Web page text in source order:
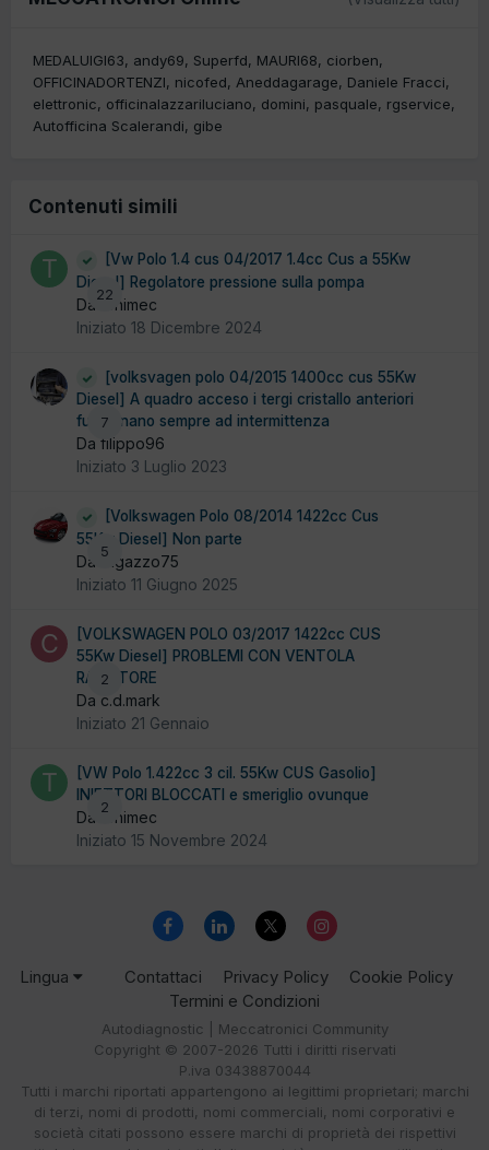
MEDALUIGI63 andy69 Superfd MAURI68
ciorben
OFFICINADORTENZI
nicofed Aneddagarage
Daniele Fracci
elettronic
officinalazzariluciano domini pasquale
rgservice
Autofficina Scalerandi
gibe
Contenuti simili
22
[Vw Polo 1.4 cus 04/2017 1.4cc Cus a 55Kw
Diesel] Regolatore pressione sulla pompa
Da tonimec
Iniziato 18 Dicembre 2024
7
[volksvagen polo 04/2015 1400cc cus 55Kw
Diesel] A quadro acceso i tergi cristallo anteriori
funzionano sempre ad intermittenza
Da filippo96
Iniziato 3 Luglio 2023
5
[Volkswagen Polo 08/2014 1422cc Cus
55Kw Diesel] Non parte
Da ragazzo75
Iniziato 11 Giugno 2025
2
[VOLKSWAGEN POLO 03/2017 1422cc CUS
55Kw Diesel] PROBLEMI CON VENTOLA
RADIATORE
Da c.d.mark
Iniziato 21 Gennaio
2
[VW Polo 1.422cc 3 cil. 55Kw CUS Gasolio]
INIETTORI BLOCCATI e smeriglio ovunque
Da tonimec
Iniziato 15 Novembre 2024
Lingua Contattaci Privacy Policy
Cookie Policy
Termini e Condizioni
Autodiagnostic | Meccatronici Community
Copyright © 2007-2026 Tutti i diritti riservati
P.iva 03438870044
Tutti i marchi riportati appartengono ai legittimi proprietari; marchi
di terzi, nomi di prodotti, nomi commerciali, nomi corporativi e
società citati possono essere marchi di proprietà dei rispettivi